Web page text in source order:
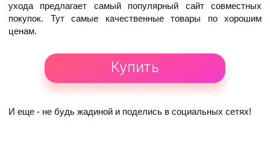
ухода предлагает самый популярный сайт совместных
покупок. Тут самые качественные товары по хорошим
ценам.
Купить
И еще - не будь жадиной и поделись в социальных сетях!